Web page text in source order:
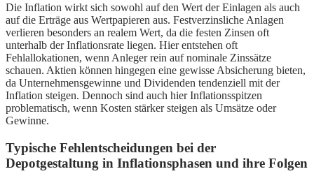
Die Inflation wirkt sich sowohl auf den Wert der Einlagen als auch
auf die Erträge aus Wertpapieren aus. Festverzinsliche Anlagen
verlieren besonders an realem Wert, da die festen Zinsen oft
unterhalb der Inflationsrate liegen. Hier entstehen oft
Fehlallokationen, wenn Anleger rein auf nominale Zinssätze
schauen. Aktien können hingegen eine gewisse Absicherung bieten,
da Unternehmensgewinne und Dividenden tendenziell mit der
Inflation steigen. Dennoch sind auch hier Inflationsspitzen
problematisch, wenn Kosten stärker steigen als Umsätze oder
Gewinne.
Typische Fehlentscheidungen bei der
Depotgestaltung in Inflationsphasen und ihre Folgen